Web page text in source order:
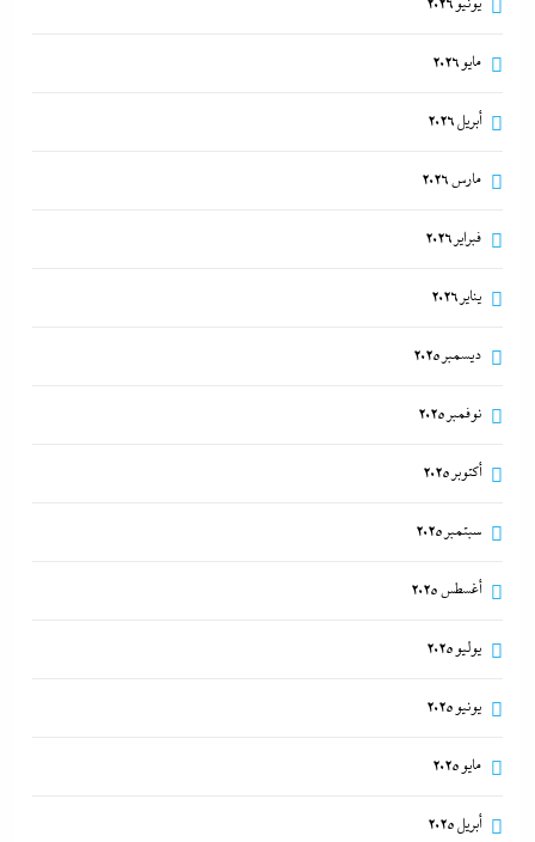
مايو 2026
أبريل 2026
مارس 2026
فبراير 2026
يناير 2026
ديسمبر 2025
نوفمبر 2025
أكتوبر 2025
سبتمبر 2025
أغسطس 2025
يوليو 2025
يونيو 2025
مايو 2025
أبريل 2025